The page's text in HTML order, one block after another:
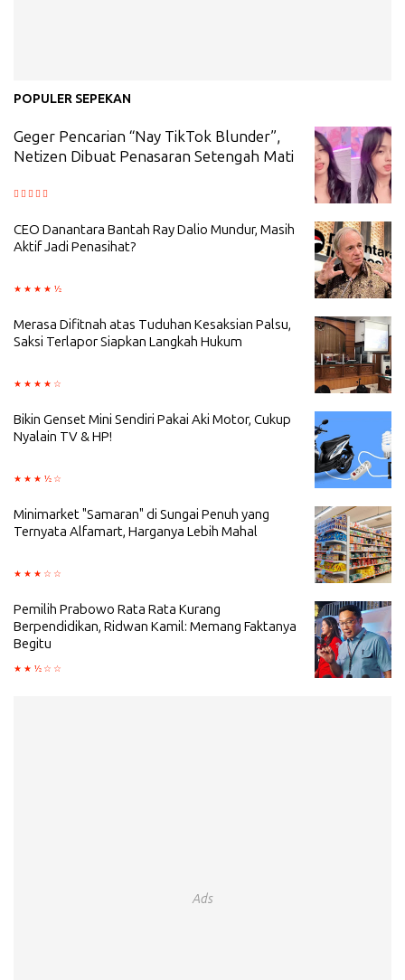
POPULER SEPEKAN
Geger Pencarian “Nay TikTok Blunder”,
Netizen Dibuat Penasaran Setengah Mati
CEO Danantara Bantah Ray Dalio Mundur, Masih
Aktif Jadi Penasihat?
Merasa Difitnah atas Tuduhan Kesaksian Palsu,
Saksi Terlapor Siapkan Langkah Hukum
Bikin Genset Mini Sendiri Pakai Aki Motor, Cukup
Nyalain TV & HP!
Minimarket "Samaran" di Sungai Penuh yang
Ternyata Alfamart, Harganya Lebih Mahal
Pemilih Prabowo Rata Rata Kurang
Berpendidikan, Ridwan Kamil: Memang Faktanya
Begitu
Ads